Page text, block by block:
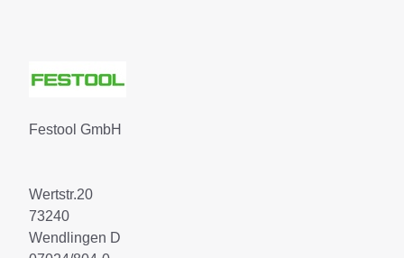
Festool GmbH
Wertstr.20
73240
Wendlingen D